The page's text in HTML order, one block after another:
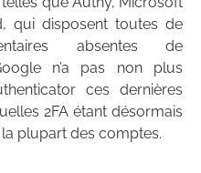
qui disposent toutes de
absentes de
n’a pas non plus
ces dernières
2FA étant désormais
plupart des comptes.